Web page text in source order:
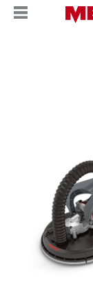
springen